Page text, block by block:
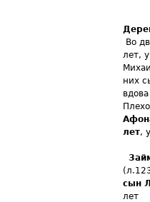
Во
лет,
них
лет,
сын
лет